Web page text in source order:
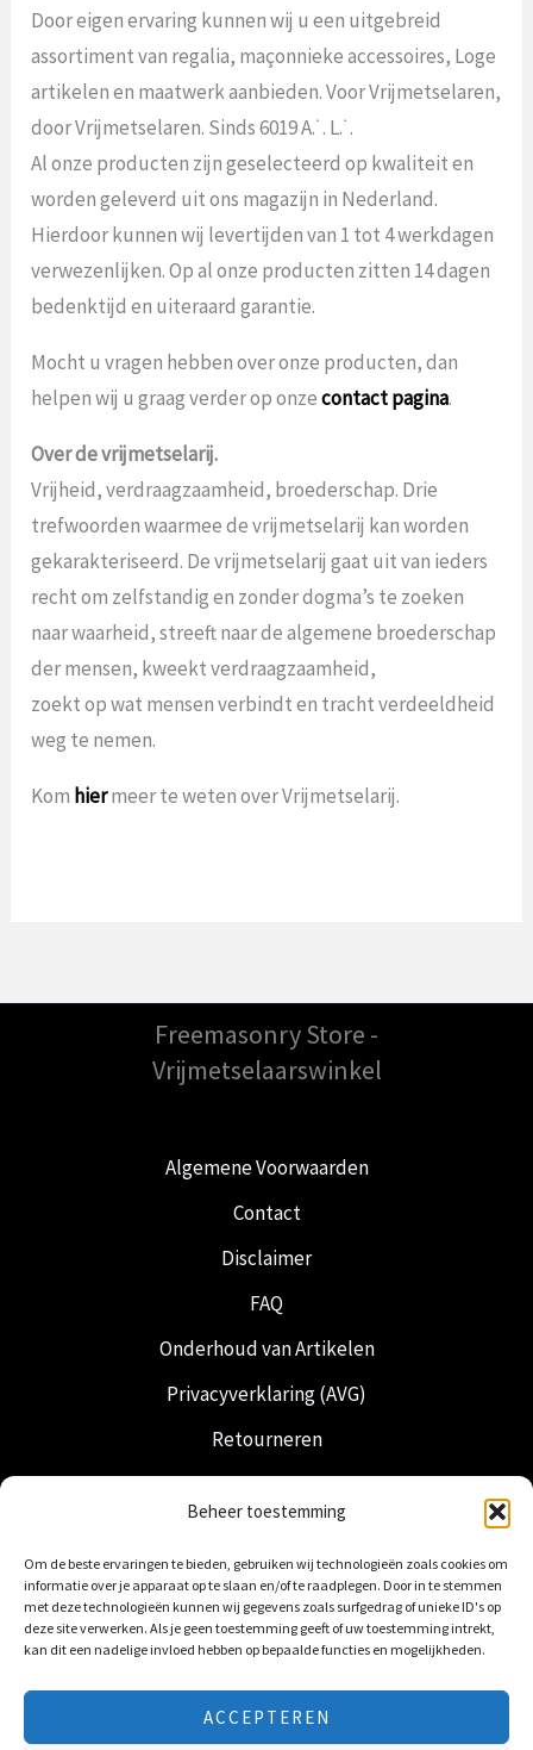
Beheer toestemming
Om de beste ervaringen te bieden, gebruiken wij technologieën zoals cookies om
informatie over je apparaat op te slaan en/of te raadplegen. Door in te stemmen
met deze technologieën kunnen wij gegevens zoals surfgedrag of unieke ID's op
deze site verwerken. Als je geen toestemming geeft of uw toestemming intrekt,
kan dit een nadelige invloed hebben op bepaalde functies en mogelijkheden.
ACCEPTEREN
Door eigen ervaring kunnen wij u een uitgebreid
assortiment van regalia, maçonnieke accessoires, Loge
artikelen en maatwerk aanbieden. Voor Vrijmetselaren,
door Vrijmetselaren. Sinds 6019 A.˙. L.˙.
Al onze producten zijn geselecteerd op kwaliteit en
worden geleverd uit ons magazijn in Nederland.
Hierdoor kunnen wij levertijden van 1 tot 4 werkdagen
verwezenlijken. Op al onze producten zitten 14 dagen
bedenktijd en uiteraard garantie.
Mocht u vragen hebben over onze producten, dan
helpen wij u graag verder op onzecontact pagina.
Over de vrijmetselarij.
Vrijheid, verdraagzaamheid, broederschap. Drie
trefwoorden waarmee de vrijmetselarij kan worden
gekarakteriseerd. De vrijmetselarij gaat uit van ieders
recht om zelfstandig en zonder dogma’s te zoeken
naar waarheid, streeft naar de algemene broederschap
der mensen, kweekt verdraagzaamheid,
zoekt op wat mensen verbindt en tracht verdeeldheid
weg te nemen.
Kom hiermeer te weten over Vrijmetselarij.
Freemasonry Store -
Vrijmetselaarswinkel
Algemene Voorwaarden
Contact
Disclaimer
FAQ
Onderhoud van Artikelen
Privacyverklaring (AVG)
Retourneren
Verzending & Levering
Nederlandse Regalia